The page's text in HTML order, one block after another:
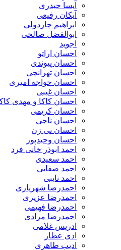
آیسا حیدری
آیکان رفیعی
ابراهیم چاردولی
ابوالفضل صالحی
احسان اراتو
احسان پیوندی
احسان تهرانچی
احسان خواجه امیری
احسان غیبی
احسان کاکا و مهدی کاکازاده
احسان کریمی
احسان ناجی
احسان نی زن
احسان وحیدپور
احمد ابوذر خانی فرد
احمد سعیدی
احمد صفایی
احمد نایبی
احمدرضا شهریاری
احمدرضا عزیزی
احمدرضا فهیمی
احمدرضا مرادی
ادریس غلامی
ادی عطار
ادیب طاهری